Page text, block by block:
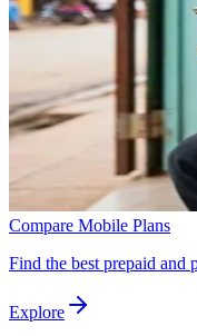
Compare Mobile Plans
Find the best prepaid and
Explore